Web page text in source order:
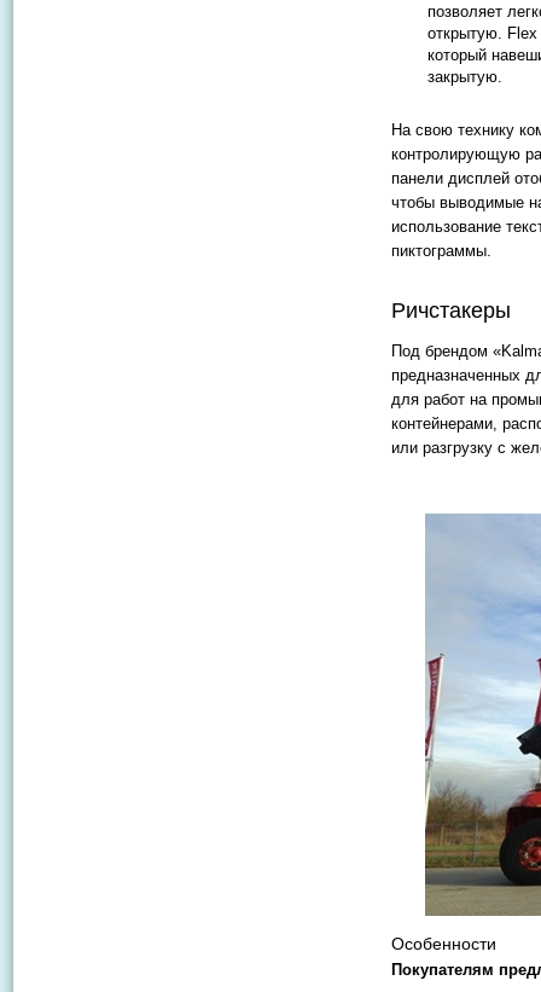
позволяет
открытую. Flex
который
закрытую.
На свою технику
контролирующую
панели дисплей
чтобы выводимые
использование
пиктограммы.
Ричстакеры
Под брендом
предназначенных
для работ на
контейнерами,
или разгрузку с
Особенности
Покупателям